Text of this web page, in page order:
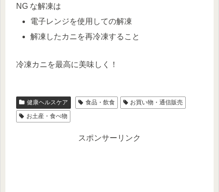
NG な解凍は
電子レンジを使用しての解凍
解凍したカニを再冷凍すること
冷凍カニを最高に美味しく！
健康ヘルスケア 食品・飲食
お買い物・通信販売
お土産・食べ物
スポンサーリンク